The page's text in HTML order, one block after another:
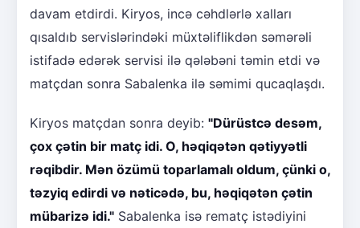
davam etdirdi. Kiryos, incə cəhdlərlə xalları
qısaldıb servislərindəki müxtəliflikdən səmərəli
istifadə edərək servisi ilə qələbəni təmin etdi və
matçdan sonra Sabalenka ilə səmimi qucaqlaşdı.
Kiryos matçdan sonra deyib: "Dürüstcə desəm,
çox çətin bir matç idi. O, həqiqətən qətiyyətli
rəqibdir. Mən özümü toparlamalı oldum, çünki o,
təzyiq edirdi və nəticədə, bu, həqiqətən çətin
mübarizə idi." Sabalenka isə rematç istədiyini